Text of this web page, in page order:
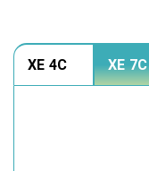
XE 4C XE 7C